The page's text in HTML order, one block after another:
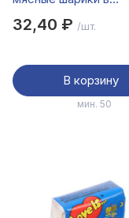
32,40 ₽ /шт.
В корзину
мин. 50